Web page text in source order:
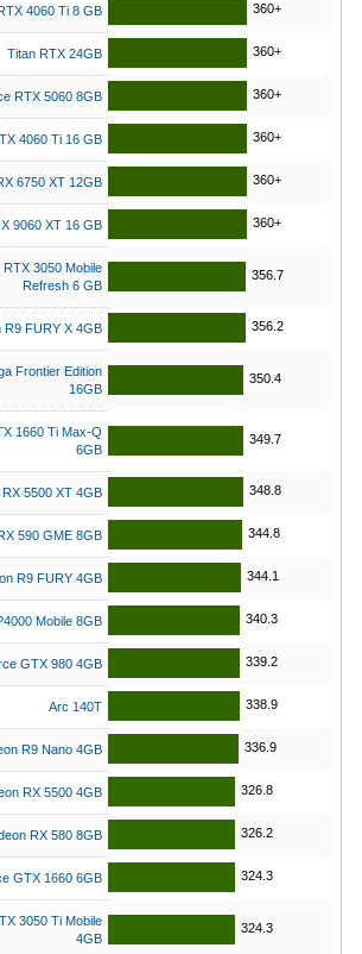
4060 Ti 8 GB 360+
Titan RTX 24GB 360+
RTX 5060 8GB 360+
4060 Ti 16 GB 360+
6750 XT 12GB 360+
9060 XT 16 GB 360+
3050 Mobile
Refresh 6 GB
356.7
R9 FURY X 4GB 356.2
Frontier Edition
16GB
350.4
1660 Ti Max-Q
6GB
349.7
5500 XT 4GB 348.8
590 GME 8GB 344.8
R9 FURY 4GB 344.1
Mobile 8GB 340.3
GTX 980 4GB 339.2
Arc 140T 338.9
R9 Nano 4GB 336.9
RX 5500 4GB 326.8
RX 580 8GB 326.2
GTX 1660 6GB 324.3
3050 Ti Mobile
4GB
324.3